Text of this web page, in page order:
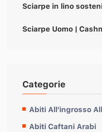
Sciarpe in lino
Sciarpe Uomo |
Categorie
Abiti All'ingrosso
Abiti Caftani Arabi